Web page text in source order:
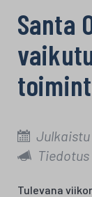
Santa
Julkaistu
Tiedotus
Tulevana